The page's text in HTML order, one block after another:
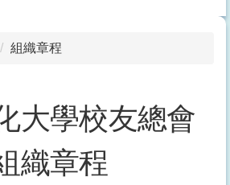
組織章程
大學校友總會
織章程